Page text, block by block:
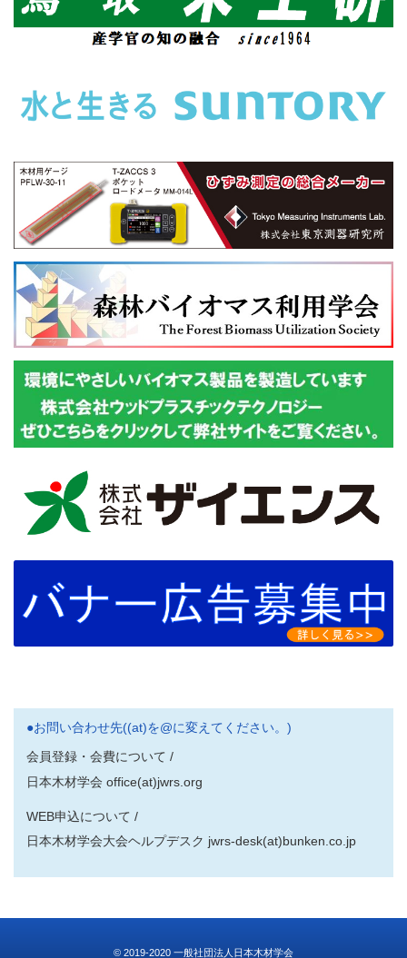
●お問い合わせ先((at)を@に変えてください。)
会員登録・会費について /
日本木材学会 office(at)jwrs.org
WEB申込について /
日本木材学会大会ヘルプデスク jwrs-desk(at)bunken.co.jp
© 2019-2020 一般社団法人日本木材学会